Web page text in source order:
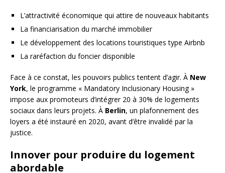
L’attractivité économique qui attire de nouveaux habitants
La financiarisation du marché immobilier
Le développement des locations touristiques type Airbnb
La raréfaction du foncier disponible
Face à ce constat, les pouvoirs publics tentent d’agir. À New
York, le programme « Mandatory Inclusionary Housing »
impose aux promoteurs d’intégrer 20 à 30% de logements
sociaux dans leurs projets. À Berlin, un plafonnement des
loyers a été instauré en 2020, avant d’être invalidé par la
justice.
Innover pour produire du logement
abordable